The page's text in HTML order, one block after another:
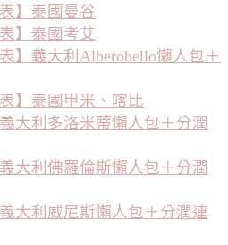
】泰國曼谷
】泰國考艾
】義大利Alberobello懶人包＋
】泰國甲米、喀比
大利多洛米蒂懶人包＋分潤
大利佛羅倫斯懶人包＋分潤
大利威尼斯懶人包＋分潤連